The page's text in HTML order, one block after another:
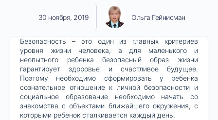
30 ноября, 2019 Ольга Гейнисман
Безопасность – это один из главных критериев
уровня жизни человека, а для маленького и
неопытного ребенка безопасный образ жизни
гарантирует здоровье и счастливое будущее.
Поэтому необходимо сформировать у ребенка
сознательное отношение к личной безопасности и
социальное образование необходимо начать со
знакомства с объектами ближайшего окружения, с
которыми ребенок сталкивается каждый день.